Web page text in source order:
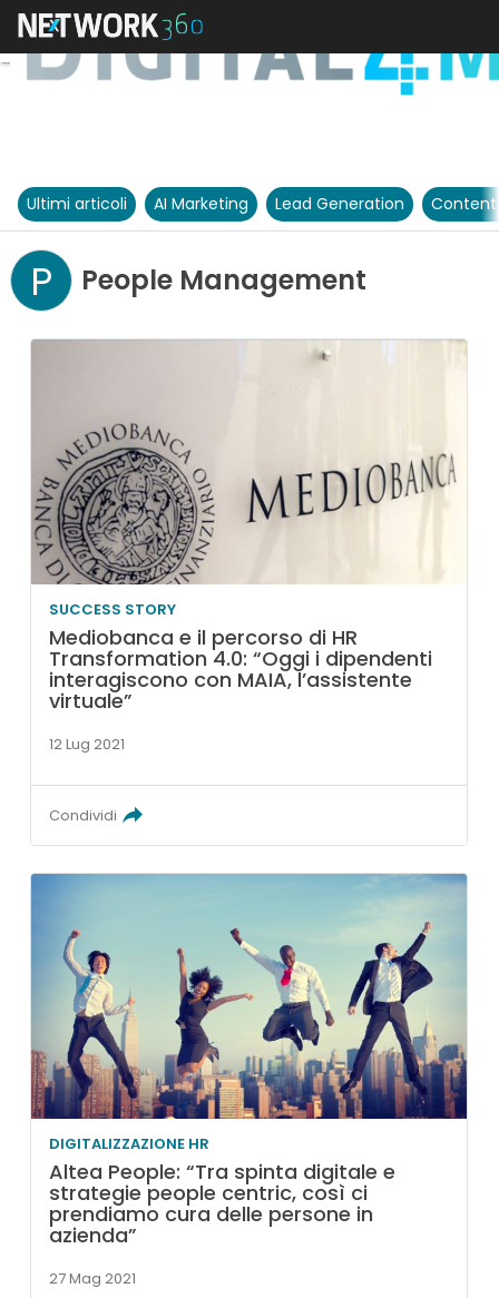
Ultimi articoli AI Marketing Lead Generation
P People Management
SUCCESS STORY
Mediobanca e il percorso di HR
Transformation 4.0: “Oggi i dipendenti
interagiscono con MAIA, l’assistente
virtuale”
12 Lug 2021
Condividi
DIGITALIZZAZIONE HR
Altea People: “Tra spinta digitale e
strategie people centric, così ci
prendiamo cura delle persone in
azienda”
27 Mag 2021